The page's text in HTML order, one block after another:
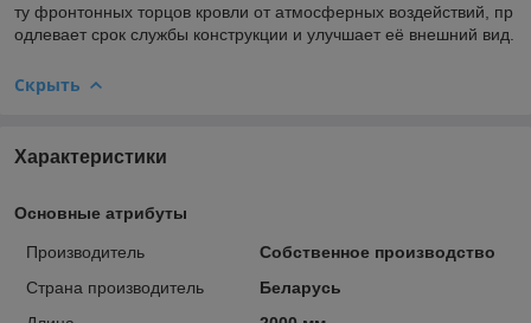
ту фронтонных торцов кровли от атмосферных воздействий, пр
одлевает срок службы конструкции и улучшает её внешний вид.
Скрыть
Характеристики
Основные атрибуты
Производитель
Собственное производство
Страна производитель
Беларусь